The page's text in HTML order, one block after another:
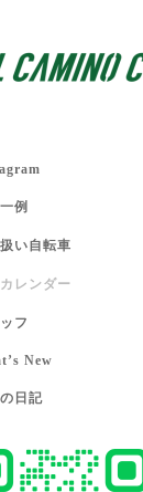
例
い自転車
レンダー
フ
New
日記